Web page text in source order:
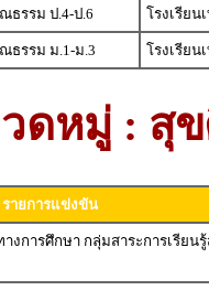
รรม ป.4-ป.6
โรงเรียน
ธรรม ม.1-ม.3 โรงเรียน
ดหมู่ : สุ
รายการแข่งขัน
งการศึกษา กลุ่มสาระการเรียน